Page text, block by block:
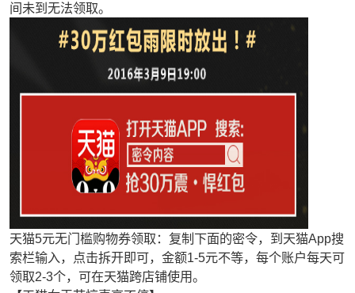
间未到无法领取。
天猫5元无门槛购物券领取：复制下面的密令，到天猫App搜
索栏输入，点击拆开即可，金额1-5元不等，每个账户每天可
领取2-3个，可在天猫跨店铺使用。